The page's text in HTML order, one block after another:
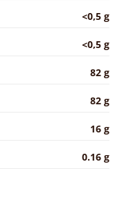
<0,5 g
<0,5 g
82 g
82 g
16 g
0.16 g